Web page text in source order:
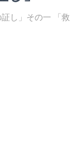
し」その一 「救